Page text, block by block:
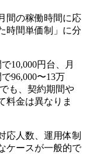
間の稼働時間に応
時間単価制」に分
10,000円台、月
96,000〜13万
も、契約期間や
料金は異なりま
応人数、運用体制
ケースが一般的で